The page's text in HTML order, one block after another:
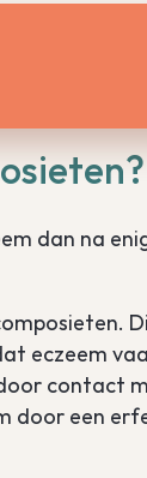
aan
de handen.
dan na
eczeem
contact
door een